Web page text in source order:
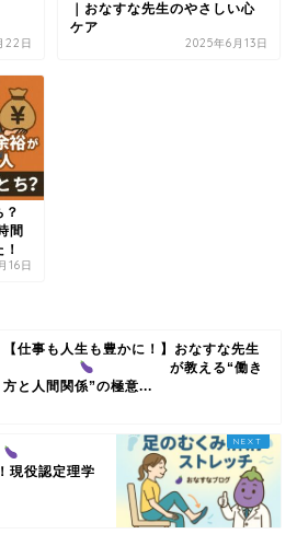
22日
｜おなすな先生のやさしい心
ケア
2025年6月13日
？
間
16日
【仕事も人生も豊かに！】おなすな先生
が教える“働き
方と人間関係”の極意...
現役認定理学